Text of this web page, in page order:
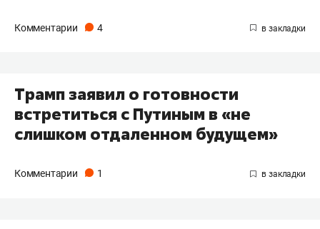
Комментарии 4
Трамп заявил о готовности
встретиться с Путиным в «не
слишком отдаленном будущем»
Комментарии 1